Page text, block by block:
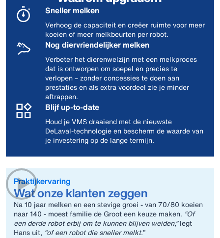
Sneller melken
Verhoog de capaciteit en creëer ruimte voor meer
koeien of meer melkbeurten per robot.
Nog diervriendelijker melken
Verbeter het dierenwelzijn met een melkproces
dat is ontworpen om soepel en precies te
verlopen – zonder concessies te doen aan
prestaties en als extra voordeel zie je minder
aftrappen.
Blijf up‑to‑date
Houd je VMS draaiend met de nieuwste
DeLaval‑technologie en bescherm de waarde van
je investering op de lange termijn.
Praktijkervaring
Wat onze klanten zeggen
Na 10 jaar melken en een stevige groei - van 70/80 koeien
naar 140 - moest familie de Groot een keuze maken. “Of
een derde robot erbij om te kunnen blijven weiden,”legt
Hans uit, “of een robot die sneller melkt.”